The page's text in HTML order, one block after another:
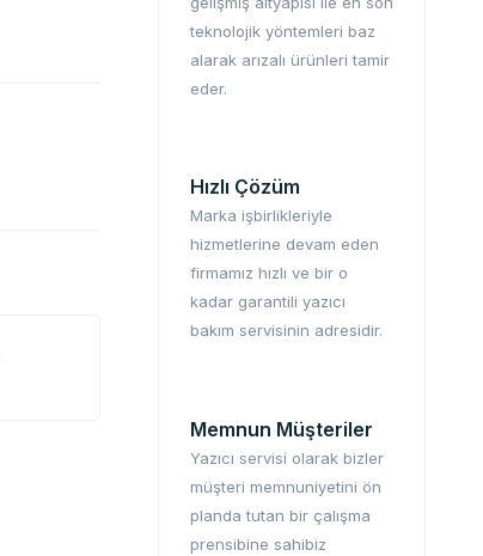
teknolojik yöntemleri baz
alarak arızalı ürünleri tamir
eder.
Hızlı Çözüm
Marka işbirlikleriyle
hizmetlerine devam eden
firmamız hızlı ve bir o
kadar garantili yazıcı
bakım servisinin adresidir.
Memnun Müşteriler
Yazıcı servisi olarak bizler
müşteri memnuniyetini ön
planda tutan bir çalışma
prensibine sahibiz